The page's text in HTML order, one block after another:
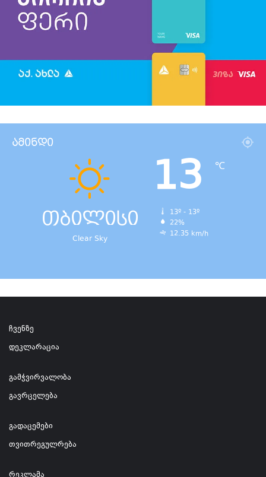
ამინდი
თბილისი
Clear Sky
13 ℃
13º - 13º
22%
12.35 km/h
ჩვენზე
დეკლარაცია
გამჭვირვალობა
გავრცელება
გადაცემები
თვითრეგულრება